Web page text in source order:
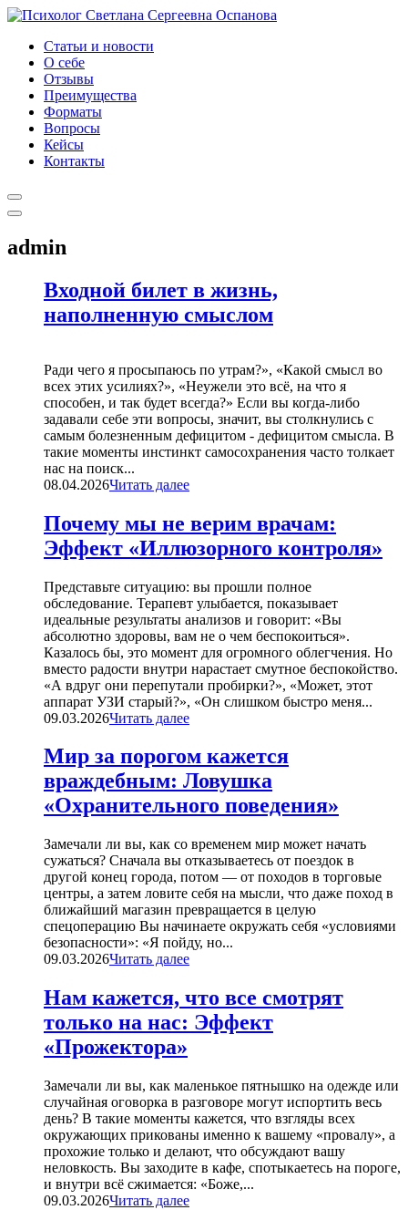
Статьи и новости
О себе
Отзывы
Преимущества
Форматы
Вопросы
Кейсы
Контакты
admin
Входной билет в жизнь,
наполненную смыслом
Ради чего я просыпаюсь по утрам?», «Какой смысл во
всех этих усилиях?», «Неужели это всё, на что я
способен, и так будет всегда?» Если вы когда-либо
задавали себе эти вопросы, значит, вы столкнулись с
самым болезненным дефицитом - дефицитом смысла. В
такие моменты инстинкт самосохранения часто толкает
нас на поиск...
08.04.2026Читать далее
Почему мы не верим врачам:
Эффект «Иллюзорного контроля»
Представьте ситуацию: вы прошли полное
обследование. Терапевт улыбается, показывает
идеальные результаты анализов и говорит: «Вы
абсолютно здоровы, вам не о чем беспокоиться».
Казалось бы, это момент для огромного облегчения. Но
вместо радости внутри нарастает смутное беспокойство.
«А вдруг они перепутали пробирки?», «Может, этот
аппарат УЗИ старый?», «Он слишком быстро меня...
09.03.2026Читать далее
Мир за порогом кажется
враждебным: Ловушка
«Охранительного поведения»
Замечали ли вы, как со временем мир может начать
сужаться? Сначала вы отказываетесь от поездок в
другой конец города, потом — от походов в торговые
центры, а затем ловите себя на мысли, что даже поход в
ближайший магазин превращается в целую
спецоперацию Вы начинаете окружать себя «условиями
безопасности»: «Я пойду, но...
09.03.2026Читать далее
Нам кажется, что все смотрят
только на нас: Эффект
«Прожектора»
Замечали ли вы, как маленькое пятнышко на одежде или
случайная оговорка в разговоре могут испортить весь
день? В такие моменты кажется, что взгляды всех
окружающих прикованы именно к вашему «провалу», а
прохожие только и делают, что обсуждают вашу
неловкость. Вы заходите в кафе, спотыкаетесь на пороге,
и внутри всё сжимается: «Боже,...
09.03.2026Читать далее